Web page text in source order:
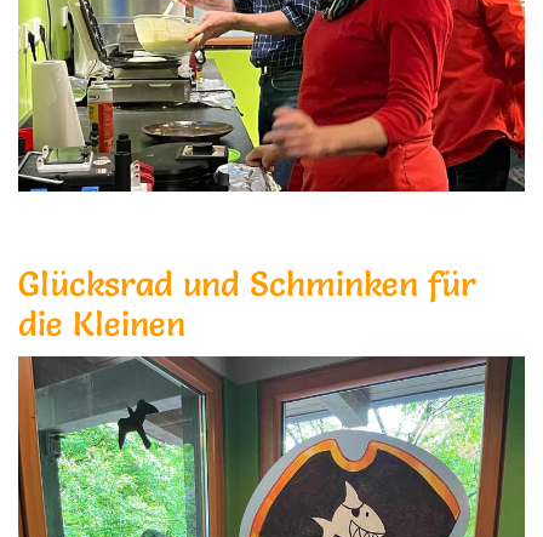
Glücksrad und Schminken für
die Kleinen